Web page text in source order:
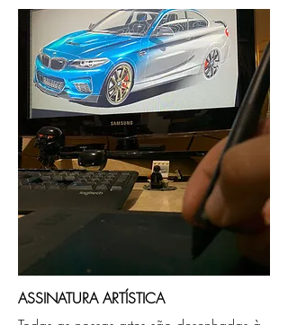
Após a produçao, seguimos com o envio
no endereço que nos for informado na
compra ou disponibilizaremos para retirada
caso seja sua opção de compra.
ASSINATURA ARTÍSTICA